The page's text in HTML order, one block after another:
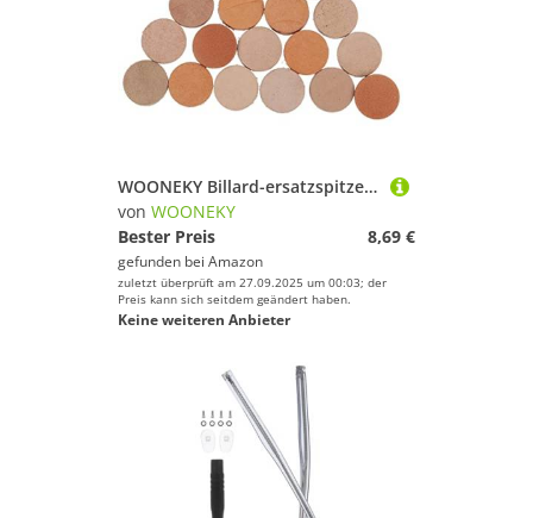
WOONEKY Billard-ersatzspitzen 30 Stück Leder-Pool-Stick-Spitzen
von WOONEKY
Bester Preis
8,69 €
gefunden bei Amazon
zuletzt überprüft am 27.09.2025 um 00:03; der
Preis kann sich seitdem geändert haben.
Keine weiteren Anbieter